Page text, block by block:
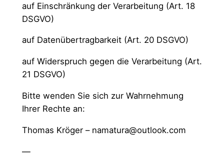
auf Einschränkung der Verarbeitung (Art. 18
DSGVO)
auf Datenübertragbarkeit (Art. 20 DSGVO)
auf Widerspruch gegen die Verarbeitung (Art.
21 DSGVO)
Bitte wenden Sie sich zur Wahrnehmung
Ihrer Rechte an:
Thomas Kröger – namatura@outlook.com
—